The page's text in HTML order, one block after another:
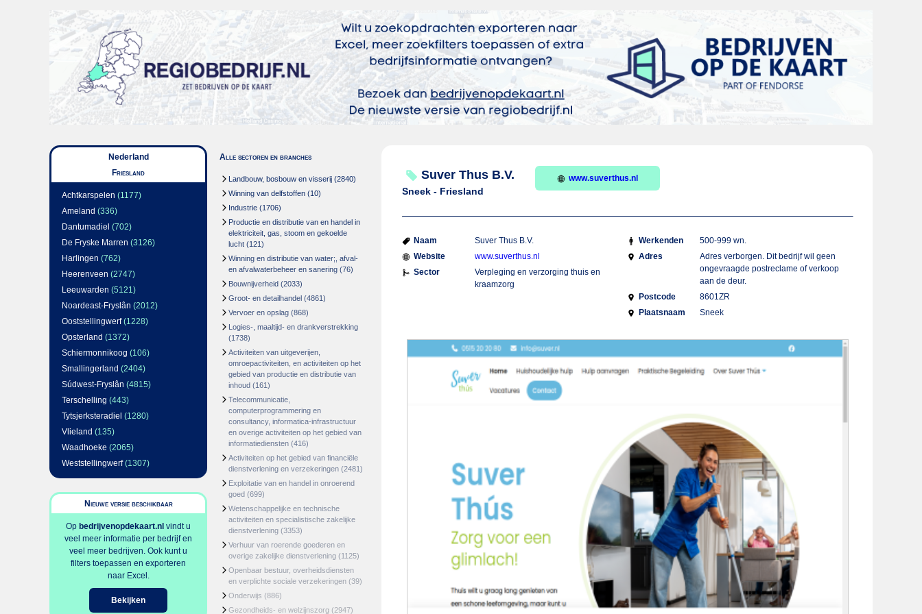
Nederland
Friesland
Achtkarspelen (1177)
Ameland (336)
Dantumadiel (702)
De Fryske Marren (3126)
Harlingen (762)
Heerenveen (2747)
Leeuwarden (5121)
Noardeast-Fryslân (2012)
Ooststellingwerf(1228)
Opsterland (1372)
Schiermonnikoog (106)
Smallingerland (2404)
Súdwest-Fryslân (4815)
Terschelling (443)
Tytsjerksteradiel (1280)
Vlieland (135)
Waadhoeke (2065)
Weststellingwerf(1307)
Nieuwe versie beschikbaar
Op bedrijvenopdekaart.nl vindt u
veel meer informatie per bedrijf en
veel meer bedrijven. Ook kunt u
filters toepassen en exporteren
naar Excel.
Bekijken
Alle sectoren en branches
Landbouw, bosbouw en visserij (2840)
Winning van delfstoffen (10)
Industrie (1706)
Productie en distributie van en handel in
elektriciteit, gas, stoom en gekoelde
lucht (121)
Winning en distributie van water;, afval-
en afvalwaterbeheer en sanering (76)
Bouwnijverheid (2033)
Groot- en detailhandel (4861)
Vervoer en opslag (868)
Logies-, maaltijd- en drankverstrekking
(1738)
Activiteiten van uitgeverijen,
omroepactiviteiten, en activiteiten op het
gebied van productie en distributie van
inhoud (161)
Telecommunicatie,
computerprogrammering en
consultancy, informatica-infrastructuur
en overige activiteiten op het gebied van
informatiediensten (416)
Activiteiten op het gebied van financiële
dienstverlening en verzekeringen (2481)
Exploitatie van en handel in onroerend
goed (699)
Wetenschappelijke en technische
activiteiten en specialistische zakelijke
dienstverlening (3353)
Verhuur van roerende goederen en
overige zakelijke dienstverlening (1125)
Openbaar bestuur, overheidsdiensten
en verplichte sociale verzekeringen (39)
Onderwijs (886)
Gezondheids- en welzijnszorg (2947)
Suver Thus B.V.
Sneek - Friesland
www.suverthus.nl
Naam
Suver Thus B.V.
Website
www.suverthus.nl
Sector
Verpleging en verzorging thuis en
kraamzorg
Werkenden
500-999 wn.
Adres
Adres verborgen. Dit bedrijf wil geen
ongevraagde postreclame of verkoop
aan de deur.
Postcode
8601ZR
Plaatsnaam
Sneek